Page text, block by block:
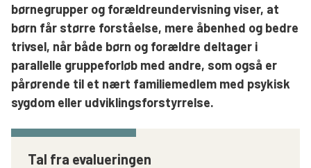
Søg
børnegrupper og forældreundervisningviser, at
børn får større forståelse, mere åbenhed og bedre
trivsel, når både børn og forældre deltager i
parallelle gruppeforløb med andre, som også er
pårørende til et nært familiemedlem med psykisk
sygdom eller udviklingsforstyrrelse.
Tal fra evalueringen